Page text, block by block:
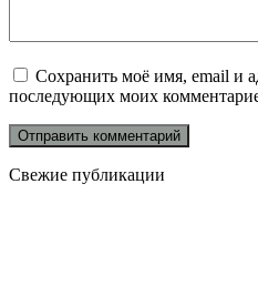
Сохранить моё имя, email и
последующих моих
Свежие публикации